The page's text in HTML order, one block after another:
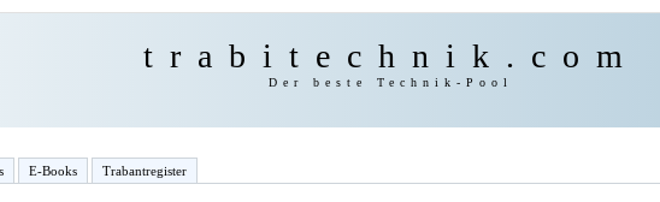
trabitechnik.com
Der beste Technik-Pool
E-Books Trabantregister